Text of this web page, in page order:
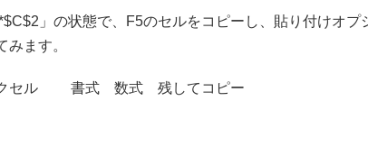
」の状態で、F5のセルをコピーし、貼り付けオ
みます。